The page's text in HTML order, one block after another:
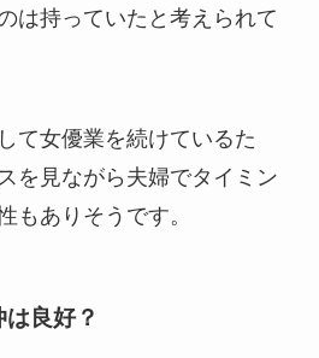
は持っていたと考えられて
て女優業を続けているた
を見ながら夫婦でタイミン
もありそうです。
良好？